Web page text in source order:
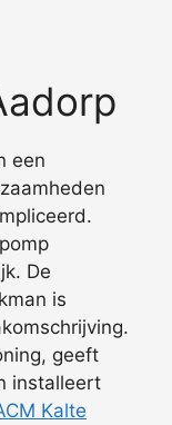
een
De
is
geeft
installeert
Kalte